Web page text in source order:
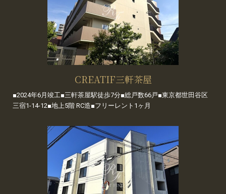
CREATIF三軒茶屋
■2024年6月竣工■三軒茶屋駅徒歩7分■総戸数66戸■東京都世田谷区
三宿1-14-12■地上5階 RC造■フリーレント1ヶ月